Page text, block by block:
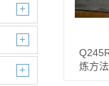
炼方